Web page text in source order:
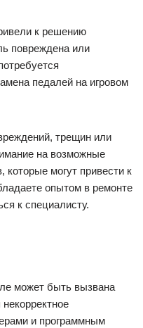
к решению
повреждена или
педалей на игровом
трещин или
на возможные
могут привести к
опытом в ремонте
к специалисту.
может быть вызвана
и программным